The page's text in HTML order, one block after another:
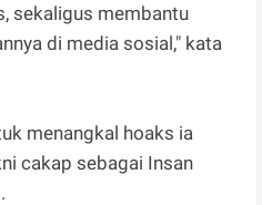
sekaligus membantu
di media sosial," kata
menangkal hoaks ia
cakap sebagai Insan